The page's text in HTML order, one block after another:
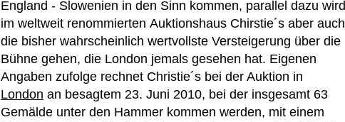
England - Slowenien in den Sinn kommen, parallel dazu wird
im weltweit renommierten Auktionshaus Chirstie´s aber auch
die bisher wahrscheinlich wertvollste Versteigerung über die
Bühne gehen, die London jemals gesehen hat. Eigenen
Angaben zufolge rechnet Christie´s bei der Auktion in
London an besagtem 23. Juni 2010, bei der insgesamt 63
Gemälde unter den Hammer kommen werden, mit einem